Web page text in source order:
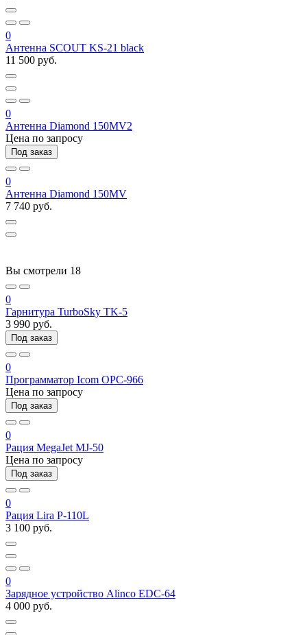
0
Антенна SCOUT KS-21 black
11 500 руб.
0
Антенна Diamond 150MV2
Цена по запросу
Под заказ
0
Антенна Diamond 150MV
7 740 руб.
Вы смотрели 18
0
Гарнитура TurboSky TK-5
3 990 руб.
Под заказ
0
Программатор Icom OPC-966
Цена по запросу
Под заказ
0
Рация MegaJet MJ-50
Цена по запросу
Под заказ
0
Рация Lira P-110L
3 100 руб.
0
Зарядное устройство Alinco EDC-64
4 000 руб.